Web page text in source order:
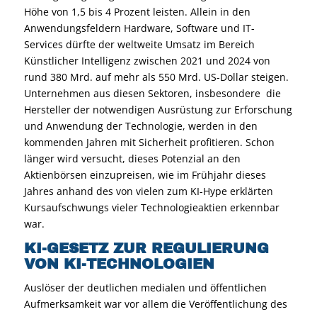
Höhe von 1,5 bis 4 Prozent leisten. Allein in den
Anwendungsfeldern Hardware, Software und IT-
Services dürfte der weltweite Umsatz im Bereich
Künstlicher Intelligenz zwischen 2021 und 2024 von
rund 380 Mrd. auf mehr als 550 Mrd. US-Dollar steigen.
Unternehmen aus diesen Sektoren, insbesondere die
Hersteller der notwendigen Ausrüstung zur Erforschung
und Anwendung der Technologie, werden in den
kommenden Jahren mit Sicherheit profitieren. Schon
länger wird versucht, dieses Potenzial an den
Aktienbörsen einzupreisen, wie im Frühjahr dieses
Jahres anhand des von vielen zum KI-Hype erklärten
Kursaufschwungs vieler Technologieaktien erkennbar
war.
KI-GESETZ ZUR REGULIERUNG
VON KI-TECHNOLOGIEN
Auslöser der deutlichen medialen und öffentlichen
Aufmerksamkeit war vor allem die Veröffentlichung des